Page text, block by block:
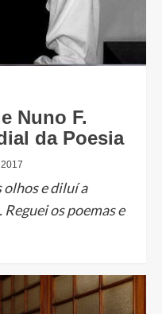
Nuno F.
da Poesia
olhos e diluí a
os poemas e